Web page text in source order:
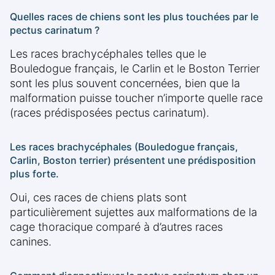
Quelles races de chiens sont les plus touchées par le
pectus carinatum ?
Les races brachycéphales telles que le
Bouledogue français, le Carlin et le Boston Terrier
sont les plus souvent concernées, bien que la
malformation puisse toucher n’importe quelle race
(races prédisposées pectus carinatum).
Les races brachycéphales (Bouledogue français,
Carlin, Boston terrier) présentent une prédisposition
plus forte.
Oui, ces races de chiens plats sont
particulièrement sujettes aux malformations de la
cage thoracique comparé à d’autres races
canines.